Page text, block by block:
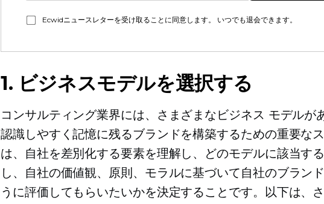
Ecwidニュースレターを受け取ることに同意します。 いつでも退会できます。
1. ビジネスモデルを選択する
コンサルティング業界には、さまざまなビジネス モデルが
認識しやすく記憶に残るブランドを構築するための重要な
は、自社を差別化する要素を理解し、どのモデルに該当す
し、自社の価値観、原則、モラルに基づいて自社のブラン
うに評価してもらいたいかを決定することです。以下は、